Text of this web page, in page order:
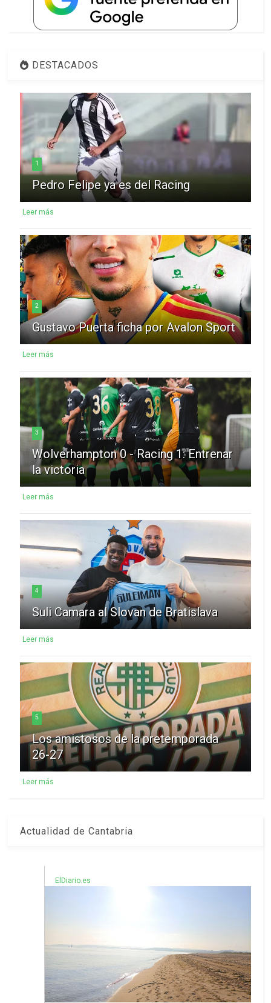
DESTACADOS
1
Pedro Felipe ya es del Racing
Leer más
2
Gustavo Puerta ficha por Avalon Sport
Leer más
3
Wolverhampton 0 - Racing 1: Entrenar
la victoria
Leer más
4
Suli Camara al Slovan de Bratislava
Leer más
5
Los amistosos de la pretemporada
26-27
Leer más
Actualidad de Cantabria
ElDiario.es